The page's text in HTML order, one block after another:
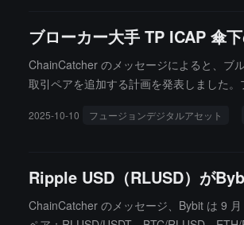
ブローカー大手 TP ICAP 傘
ChainCatcher のメッセージによると、ブ
取引ペアを追加する計画を発表しました
定通貨建てのステーブルコインを直接交
2025-10-10 フュージョンデジタルアセット
Ripple USD（RLUSD）が
ChainCatcher のメッセージ、Bybit は 9